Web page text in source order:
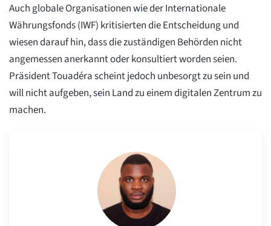
Auch globale Organisationen wie der Internationale
Währungsfonds (IWF) kritisierten die Entscheidung und
wiesen darauf hin, dass die zuständigen Behörden nicht
angemessen anerkannt oder konsultiert worden seien.
Präsident Touadéra scheint jedoch unbesorgt zu sein und
will nicht aufgeben, sein Land zu einem digitalen Zentrum zu
machen.